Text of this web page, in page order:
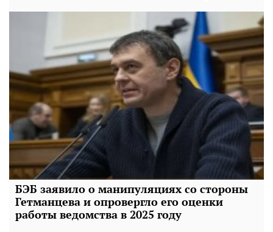
БЭБ заявило о манипуляциях со стороны
Гетманцева и опровергло его оценки
работы ведомства в 2025 году